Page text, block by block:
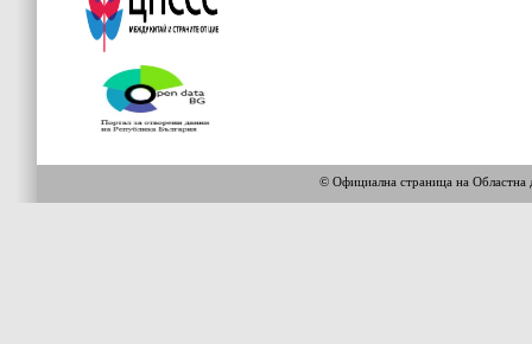
© Официална страница на